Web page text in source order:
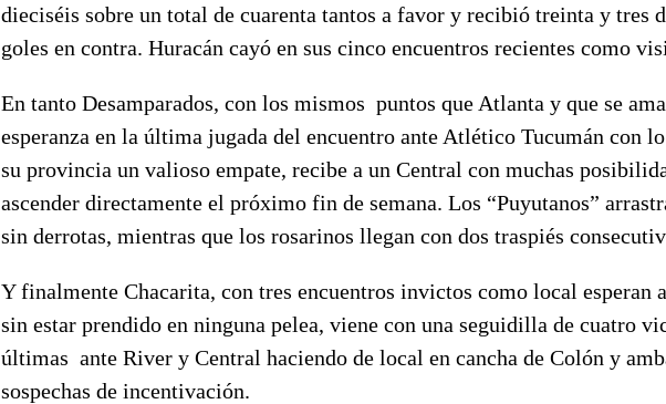
dieciséis sobre un total de cuarenta tantos a favor y recibió treinta y tres
goles en contra. Huracán cayó en sus cinco encuentros recientes como
En tanto Desamparados, con los mismos puntos que Atlanta y que se
esperanza en la última jugada del encuentro ante Atlético Tucumán con
su provincia un valioso empate, recibe a un Central con muchas
ascender directamente el próximo fin de semana. Los “Puyutanos”
sin derrotas, mientras que los rosarinos llegan con dos traspiés
Y finalmente Chacarita, con tres encuentros invictos como local esperan
sin estar prendido en ninguna pelea, viene con una seguidilla de cuatro
últimas ante River y Central haciendo de local en cancha de Colón y
sospechas de incentivación.